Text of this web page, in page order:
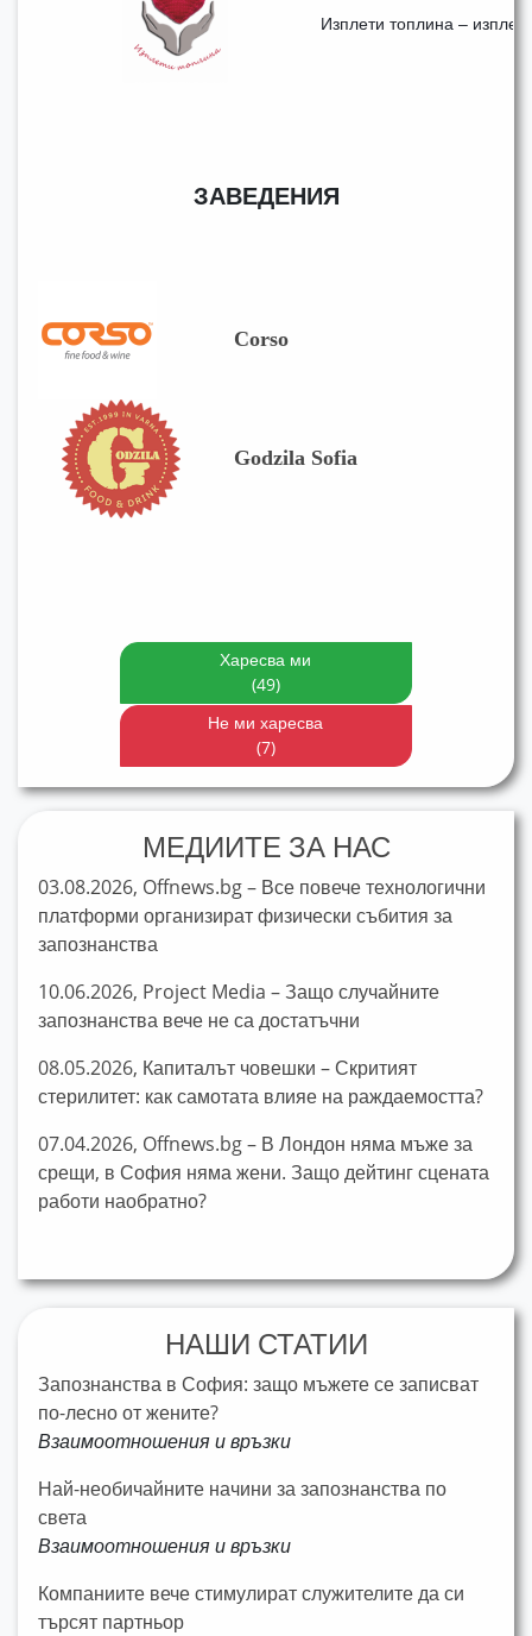
Изплети топлина –
ЗАВЕДЕНИЯ
Corso
Godzila Sofia
Харесва ми
(49)
Не ми харесва
(7)
МЕДИИТЕ ЗА НАС
03.08.2026, Offnews.bg – Все повече технологични
платформи организират физически събития за
запознанства
10.06.2026, Project Media – Защо случайните
запознанства вече не са достатъчни
08.05.2026, Капиталът човешки – Скритият
стерилитет: как самотата влияе на раждаемостта?
07.04.2026, Offnews.bg – В Лондон няма мъже за
срещи, в София няма жени. Защо дейтинг сцената
работи наобратно?
НАШИ СТАТИИ
Запознанства в София: защо мъжете се записват
по-лесно от жените?
Взаимоотношения и връзки
Най-необичайните начини за запознанства по
света
Взаимоотношения и връзки
Компаниите вече стимулират служителите да си
търсят партньор